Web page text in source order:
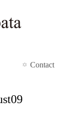
Contact